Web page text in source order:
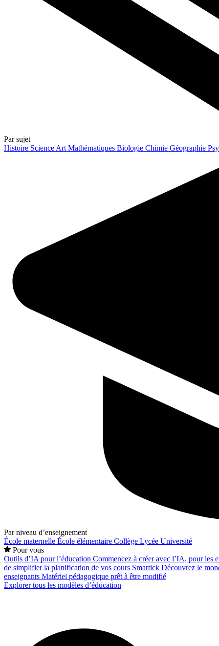
Par sujet
Histoire Science Art Mathématiques Biologie Chimie Géographie
Par niveau d’enseignement
École maternelle École élémentaire Collège Lycée Université
Pour vous
Outils d’IA pour l’éducation Commencez à créer avec l’IA, pour les
de simplifier la planification de vos cours Smartick Découvrez le
enseignants Matériel pédagogique prêt à être modifié
Explorer tous les modèles d’éducation